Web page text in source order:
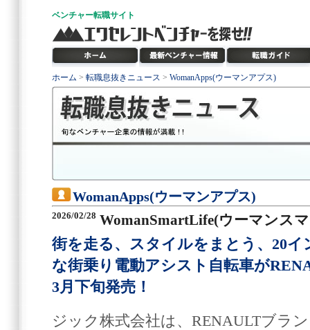
ベンチャー転職サイト
ホーム > 転職息抜きニュース > WomanApps(ウーマンアプス)
WomanApps(ウーマンアプス)
2026/02/28 WomanSmartLife(ウーマンス
街を走る、スタイルをまとう、20
な街乗り電動アシスト自転車が
3月下旬発売！
ジック株式会社は、RENAULTブラ